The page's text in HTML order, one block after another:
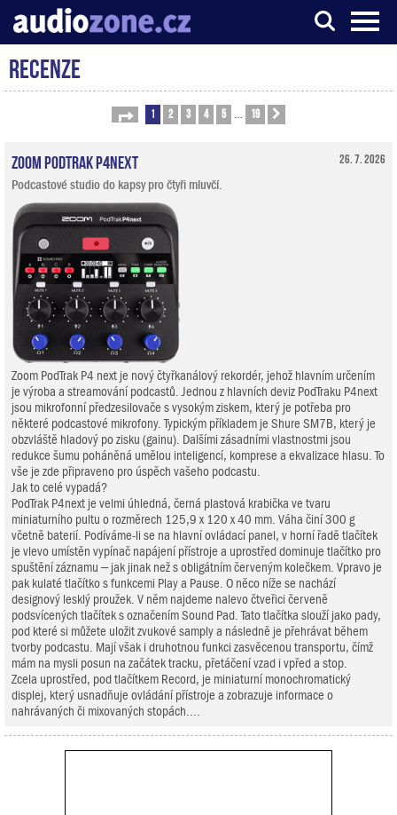
Server o digitálním zpracování zvuku
Recenze
Stránka 1z 19
1 2 3 4 5 19
26. 7. 2026
Zoom PodTrak P4next
Podcastové studio do kapsy pro čtyři mluvčí.
Zoom PodTrak P4 next je nový čtyřkanálový rekordér, jehož hlavním určením
je výroba a streamování podcastů. Jednou z hlavních deviz PodTraku P4next
jsou mikrofonní předzesilovače s vysokým ziskem, který je potřeba pro
některé podcastové mikrofony. Typickým příkladem je Shure SM7B, který je
obzvláště hladový po zisku (gainu). Dalšími zásadními vlastnostmi jsou
redukce šumu poháněná umělou inteligencí, komprese a ekvalizace hlasu. To
vše je zde připraveno pro úspěch vašeho podcastu.
Jak to celé vypadá?
PodTrak P4next je velmi úhledná, černá plastová krabička ve tvaru
miniaturního pultu o rozměrech 125,9 x 120 x 40 mm. Váha činí 300 g
včetně baterií. Podíváme-li se na hlavní ovládací panel, v horní řadě tlačítek
je vlevo umístěn vypínač napájení přístroje a uprostřed dominuje tlačítko pro
spuštění záznamu – jak jinak než s obligátním červeným kolečkem. Vpravo je
pak kulaté tlačítko s funkcemi Play a Pause. O něco níže se nachází
designový lesklý proužek. V něm najdeme nalevo čtveřici červeně
podsvícených tlačítek s označením Sound Pad. Tato tlačítka slouží jako pady,
pod které si můžete uložit zvukové samply a následně je přehrávat během
tvorby podcastu. Mají však i druhotnou funkci zasvěcenou transportu, čímž
mám na mysli posun na začátek tracku, přetáčení vzad i vpřed a stop.
Zcela uprostřed, pod tlačítkem Record, je miniaturní monochromatický
displej, který usnadňuje ovládání přístroje a zobrazuje informace o
nahrávaných či mixovaných stopách....